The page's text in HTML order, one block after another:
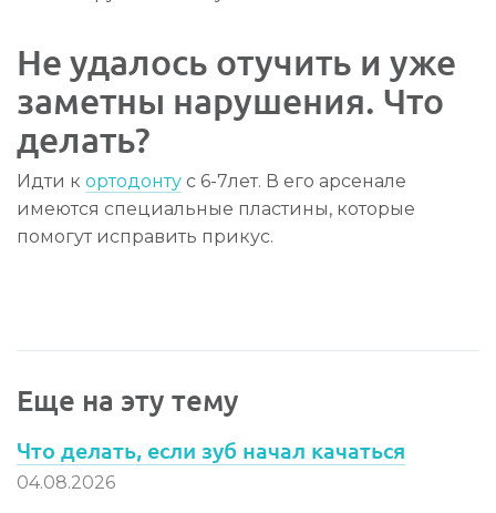
Не удалось отучить и уже
заметны нарушения. Что
делать?
Идти к ортодонту с 6-7лет. В его арсенале
имеются специальные пластины, которые
помогут исправить прикус.
Еще на эту тему
Что делать, если зуб начал качаться
04.08.2026